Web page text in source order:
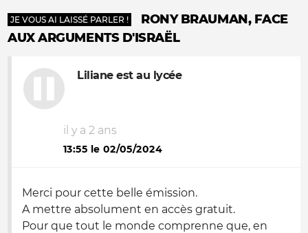
JE VOUS AI LAISSÉ PARLER !
RONY BRAUMAN, FACE
AUX ARGUMENTS D'ISRAËL
Liliane est au lycée
il y a 2 ans
13:55 le 02/05/2024
Merci pour cette belle émission.
A mettre absolument en accès gratuit.
Pour que tout le monde comprenne que, en